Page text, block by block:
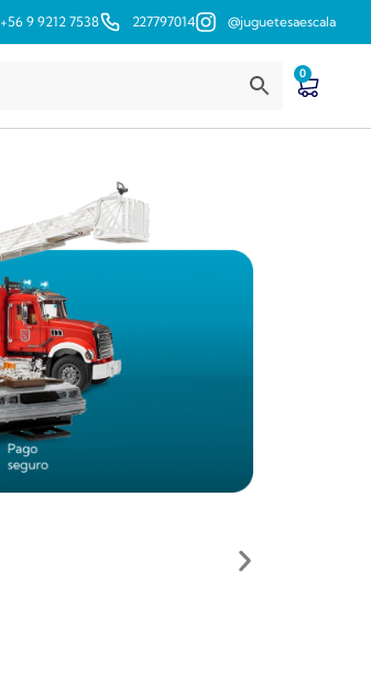
+56 9 9212 7538 227797014 @juguetesaescala
0